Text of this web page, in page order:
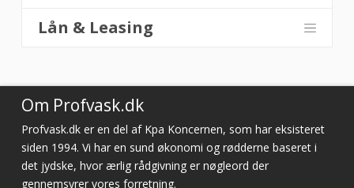
Lån & Leasing
Om Profvask.dk
Profvask.dk er en del af Kpa Koncernen, som har eksisteret
siden 1994. Vi har en sund økonomi og rødderne baseret i
det jydske, hvor ærlig rådgivning er nøgleord der
gennemsyrer vores forretning.